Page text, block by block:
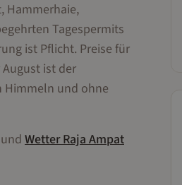
Hammerhaie,
Tagespermits
ist Pflicht. Preise für
ist der
Himmeln und ohne
und WetterRaja Ampat